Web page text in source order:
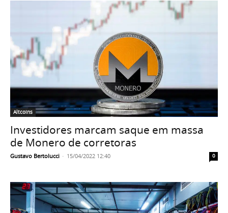
Altcoins
Investidores marcam saque em massa
de Monero de corretoras
Gustavo Bertolucci - 15/04/2022 12:40 0